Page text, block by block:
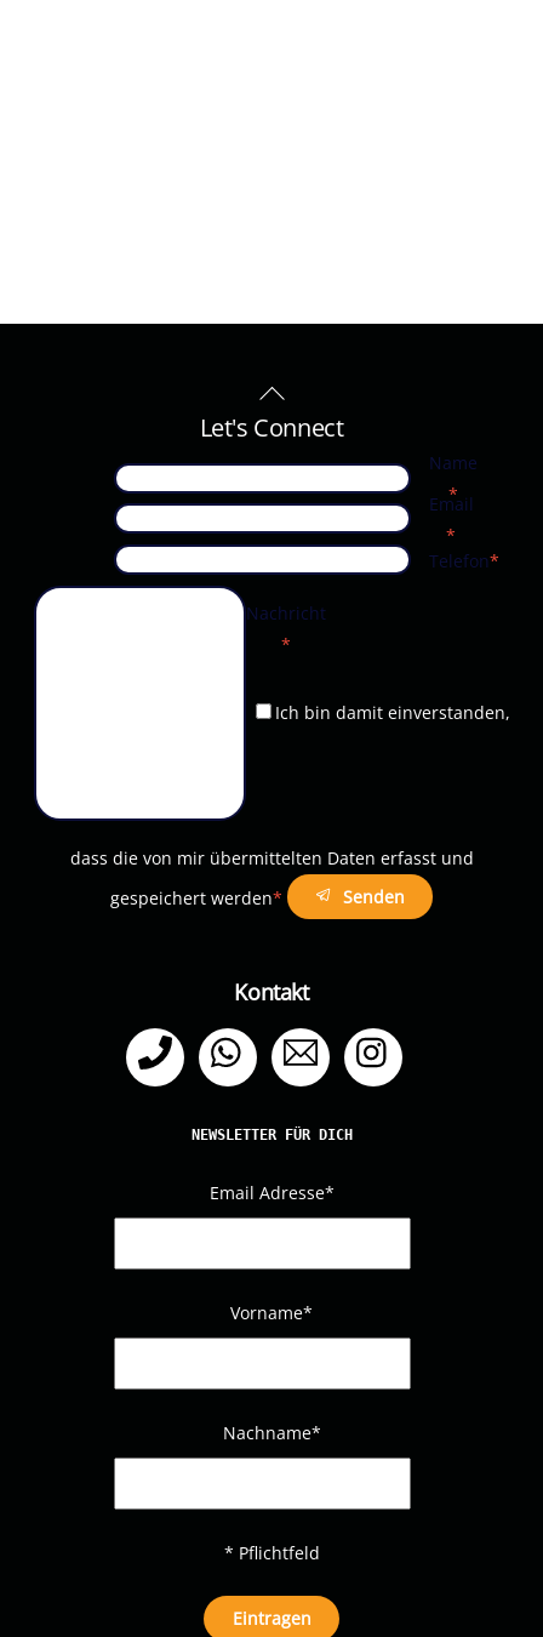
Back
To
Let's Connect
Name
*
Email
*
Telefon*
Nachricht
*
Ich bin damit einverstanden,
dass die von mir übermittelten Daten erfasst und
gespeichert werden* Senden
Kontakt
Telefon WhatsApp Email
NEWSLETTER FÜR DICH
Email Adresse*
Vorname*
Nachname*
* Pflichtfeld